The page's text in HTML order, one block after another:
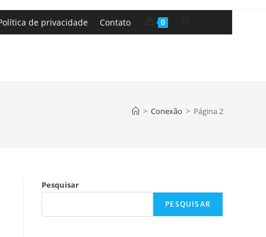
de privacidade Contato 0
> Conexão > Página 2
Pesquisar
PESQUISAR